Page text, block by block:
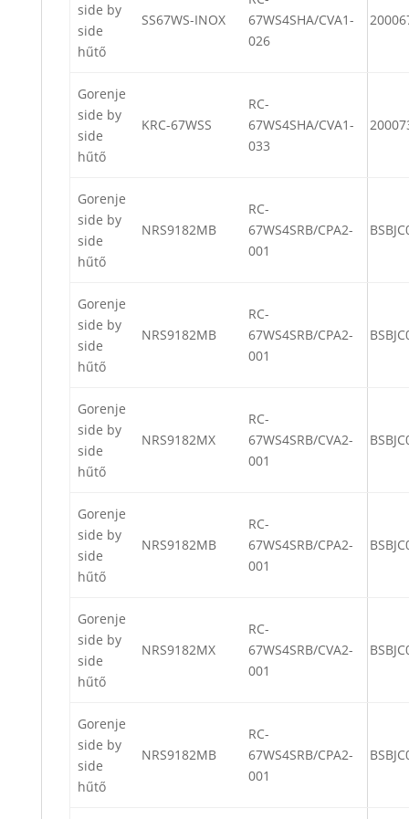
side by
side
hűtő
SS67WS-INOX
67WS4SHA/CVA1-
026
Gorenje
side by
side
hűtő
KRC-67WSS
RC-
67WS4SHA/CVA1-
033
Gorenje
side by
side
hűtő
NRS9182MB
RC-
67WS4SRB/CPA2-
001
Gorenje
side by
side
hűtő
NRS9182MB
RC-
67WS4SRB/CPA2-
001
Gorenje
side by
side
hűtő
NRS9182MX
RC-
67WS4SRB/CVA2-
001
Gorenje
side by
side
hűtő
NRS9182MB
RC-
67WS4SRB/CPA2-
001
Gorenje
side by
side
hűtő
NRS9182MX
RC-
67WS4SRB/CVA2-
001
Gorenje
side by
side
hűtő
NRS9182MB
RC-
67WS4SRB/CPA2-
001